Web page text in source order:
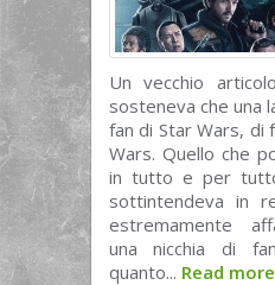
Un vecchio
sosteneva che una
fan di Star Wars, di
Wars. Quello che
in tutto e per
sottintendeva in
estremamente
una nicchia di
quanto... Read more